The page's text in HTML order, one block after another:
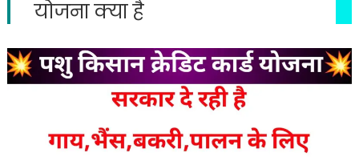
योजना क्या है